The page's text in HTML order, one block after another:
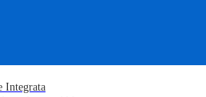
Integrata